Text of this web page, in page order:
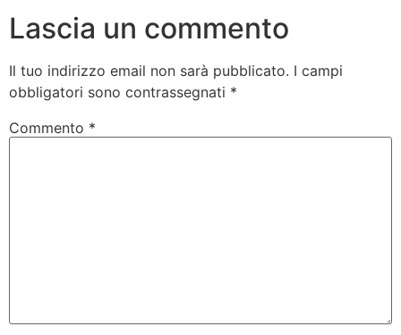
Lascia un commento
Il tuo indirizzo email non sarà pubblicato. I campi
obbligatori sono contrassegnati *
Commento *